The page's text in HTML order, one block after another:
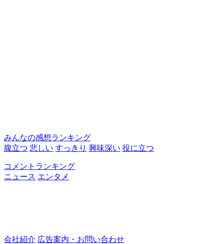
みんなの感想ランキング
腹立つ 悲しい すっきり 興味深い 役に立つ
コメントランキング
ニュース エンタメ
会社紹介 広告案内・お問い合わせ